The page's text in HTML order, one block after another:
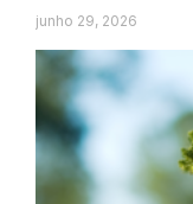
junho 29, 2026